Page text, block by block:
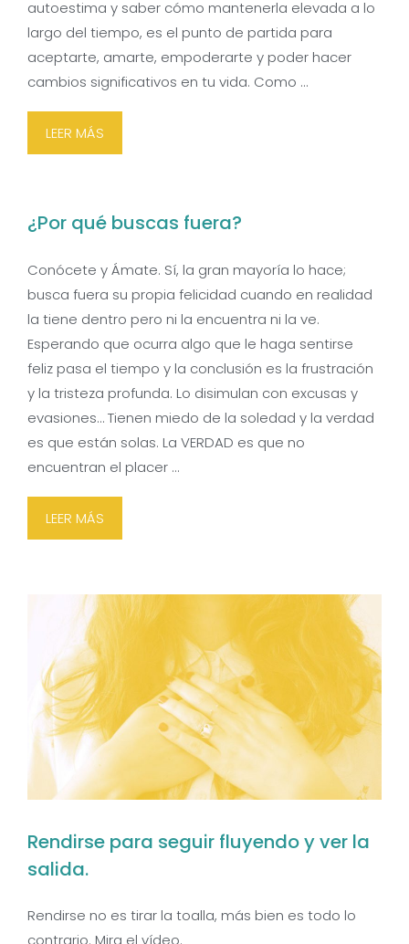
autoestima y saber cómo mantenerla elevada a lo
largo del tiempo, es el punto de partida para
aceptarte, amarte, empoderarte y poder hacer
cambios significativos en tu vida. Como …
LEER MÁS
¿Por qué buscas fuera?
Conócete y Ámate. Sí, la gran mayoría lo hace;
busca fuera su propia felicidad cuando en realidad
la tiene dentro pero ni la encuentra ni la ve.
Esperando que ocurra algo que le haga sentirse
feliz pasa el tiempo y la conclusión es la frustración
y la tristeza profunda. Lo disimulan con excusas y
evasiones… Tienen miedo de la soledad y la verdad
es que están solas. La VERDAD es que no
encuentran el placer …
LEER MÁS
Rendirse para seguir fluyendo y ver la
salida.
Rendirse no es tirar la toalla, más bien es todo lo
contrario. Mira el vídeo.